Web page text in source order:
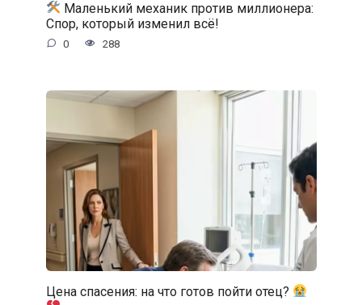
Маленький механик против миллионера:
Спор, который изменил всё!
0 288
Цена спасения: на что готов пойти отец?